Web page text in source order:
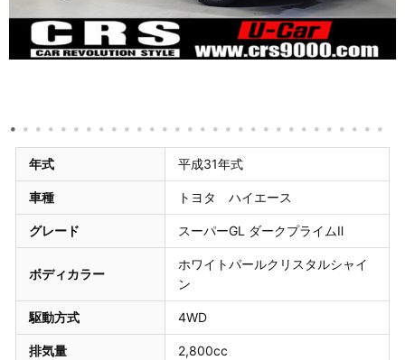
年式 平成31年式
車種 トヨタ ハイエース
グレード スーパーGL ダークプライムⅡ
ボディカラー
ホワイトパールクリスタルシャイ
ン
駆動方式 4WD
排気量 2,800cc